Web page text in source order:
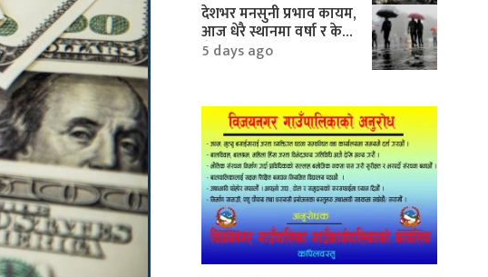
देशभर मनसुनी प्रभाव कायम,
आज धेरै स्थानमा वर्षा र केही
क्षेत्रमा भारी वर्षाको
5 days ago